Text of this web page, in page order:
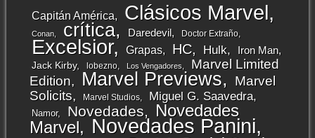
Capitán América Clásicos Marvel
Conan crítica Daredevil Doctor Extraño
Excelsior Grapas HC Hulk Iron Man
Jack Kirby lobezno Los Vengadores
Marvel Limited
Edition
Marvel Previews
Marvel
Solicits
Marvel Studios Miguel G. Saavedra
Namor Novedades
Novedades
Marvel
Novedades Panini